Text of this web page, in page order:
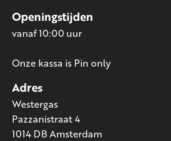
Adres
Westergas
Pazzanistraat 4
1014 DB Amsterdam
Openingstijden
vanaf 10:00 uur
Onze kassa is Pin only